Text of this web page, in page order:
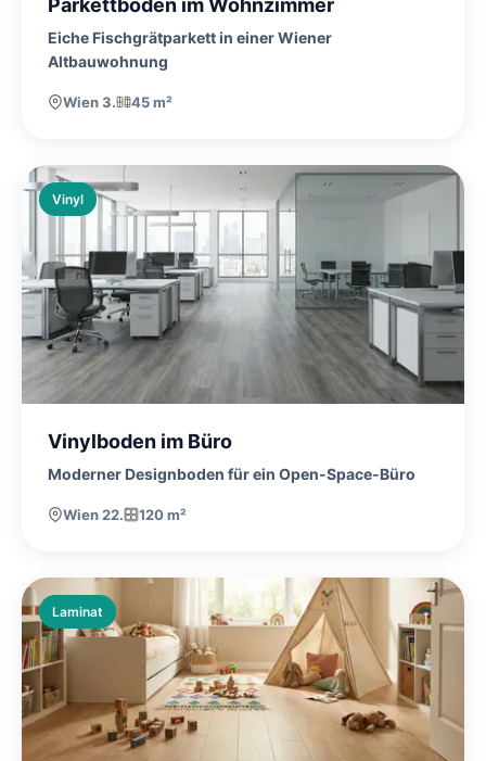
Parkettboden im Wohnzimmer
Eiche Fischgrätparkett in einer Wiener
Altbauwohnung
Wien 3. 45 m²
Vinyl
Vinylboden im Büro
Moderner Designboden für ein Open-Space-Büro
Wien 22. 120 m²
Laminat